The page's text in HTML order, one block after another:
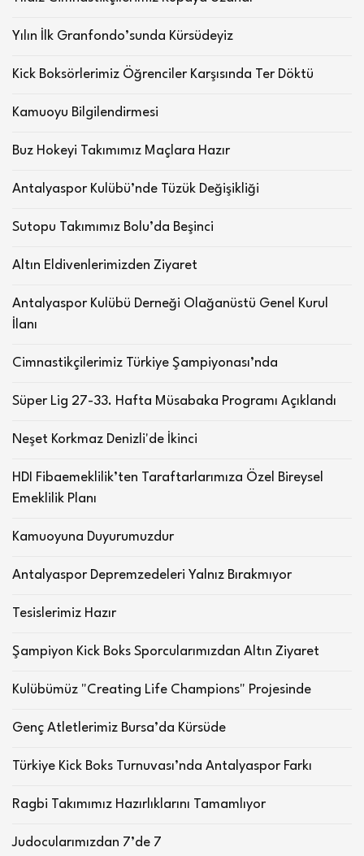
Yılın İlk Granfondo’sunda Kürsüdeyiz
Kick Boksörlerimiz Öğrenciler Karşısında Ter Döktü
Kamuoyu Bilgilendirmesi
Buz Hokeyi Takımımız Maçlara Hazır
Antalyaspor Kulübü’nde Tüzük Değişikliği
Sutopu Takımımız Bolu’da Beşinci
Altın Eldivenlerimizden Ziyaret
Antalyaspor Kulübü Derneği Olağanüstü Genel Kurul
İlanı
Cimnastikçilerimiz Türkiye Şampiyonası’nda
Süper Lig 27-33. Hafta Müsabaka Programı Açıklandı
Neşet Korkmaz Denizli'de İkinci
HDI Fibaemeklilik’ten Taraftarlarımıza Özel Bireysel
Emeklilik Planı
Kamuoyuna Duyurumuzdur
Antalyaspor Depremzedeleri Yalnız Bırakmıyor
Tesislerimiz Hazır
Şampiyon Kick Boks Sporcularımızdan Altın Ziyaret
Kulübümüz "Creating Life Champions" Projesinde
Genç Atletlerimiz Bursa’da Kürsüde
Türkiye Kick Boks Turnuvası’nda Antalyaspor Farkı
Ragbi Takımımız Hazırlıklarını Tamamlıyor
Judocularımızdan 7’de 7